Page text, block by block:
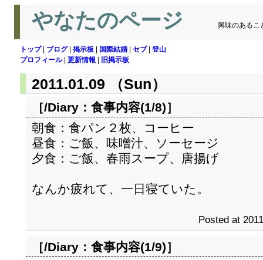
やなたのページ 興味のあるこ
トップ| ブログ| 掲示板 国際結婚 セブ| 登山
プロフィール| 更新情報 旧掲示板
2011.01.09 （Sun）
［/Diary： 食事内容(1/8)］
朝食：食パン２枚、コーヒー
昼食：ご飯、味噌汁、ソーセージ
夕食：ご飯、春雨スープ、唐揚げ
なんか疲れて、一日寝ていた。
Posted at
［/Diary： 食事内容(1/9)］